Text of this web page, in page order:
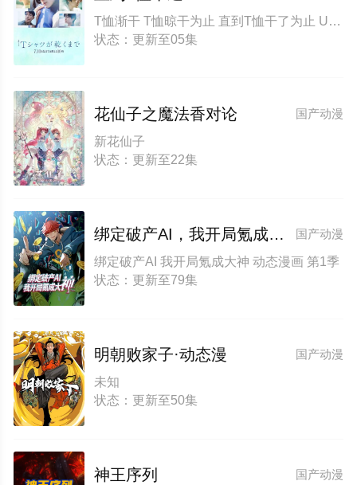
T恤渐干 T恤晾干为止 直到T恤干了为止 Until the T-Shirt Dries
状态：更新至05集
国产动漫
花仙子之魔法香对论
新花仙子
状态：更新至22集
国产动漫
绑定破产AI，我开局氪成大神动态漫画第1季
绑定破产AI 我开局氪成大神 动态漫画 第1季
状态：更新至79集
国产动漫
明朝败家子·动态漫
未知
状态：更新至50集
国产动漫
神王序列